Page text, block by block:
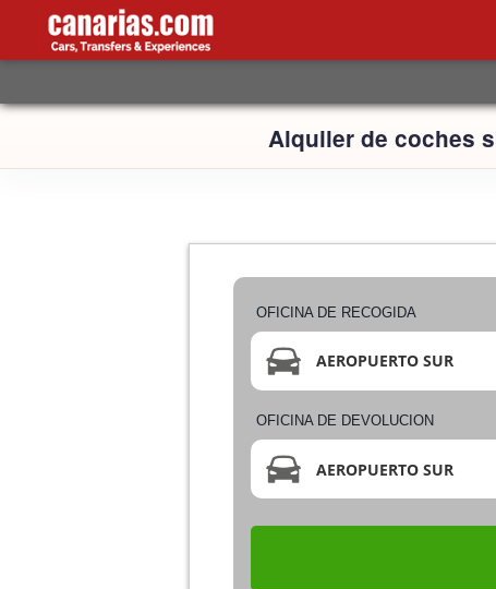
Alquiler de coches
OFICINA DE RECOGIDA
AEROPUERTO SUR
OFICINA DE DEVOLUCION
AEROPUERTO SUR